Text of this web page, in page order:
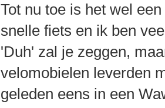
Tot nu toe is het wel
snelle fiets en ik ben
'Duh' zal je zeggen,
velomobielen leverden
geleden eens in een